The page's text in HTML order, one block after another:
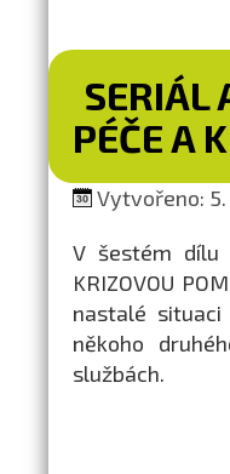
SERIÁL
PÉČE A
Vytvořeno: 5.
V šestém dílu
KRIZOVOU
nastalé
někoho
službách.